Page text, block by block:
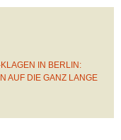
IN BERLIN:
AUF DIE GANZ LANGE